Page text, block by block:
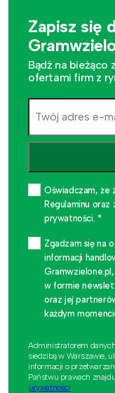
Zapisz się
Bądź na bieżąco
ofertami firm z
Oświadczam, że
Regulaminu oraz
prywatności. *
Zgadzam się na
informacji
w formie
oraz jej
każdym
Administratorem
siedzibą w Warszawie,
informacji o
Państwu prawach
prywatności